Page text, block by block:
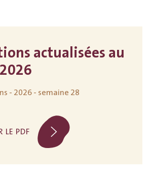
actualisées au
- 2026 - semaine 28
LE PDF